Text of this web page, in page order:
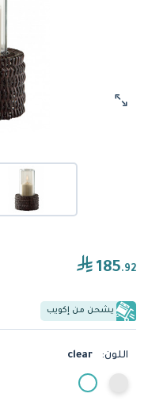
185.92
يشحن من إكويب
اللون: